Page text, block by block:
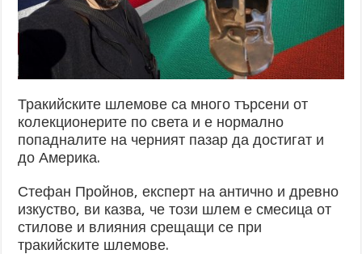
Тракийските шлемове са много търсени от
колекционерите по света и е нормално
попадналите на черният пазар да достигат и
до Америка.
Стефан Пройнов, експерт на антично и древно
изкуство, ви казва, че този шлем е смесица от
стилове и влияния срещащи се при
тракийските шлемове.